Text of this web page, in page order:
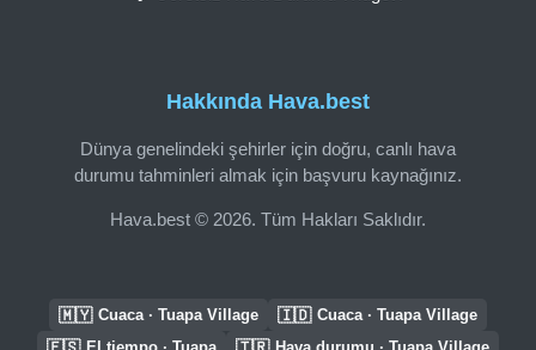
Hakkında Hava.best
Dünya genelindeki şehirler için doğru, canlı hava
durumu tahminleri almak için başvuru kaynağınız.
Hava.best © 2026. Tüm Hakları Saklıdır.
🇲🇾 Cuaca · Tuapa Village 🇮🇩 Cuaca · Tuapa Village